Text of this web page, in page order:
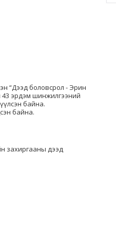
“Дээд боловсрол - Эрин
43 эрдэм шинжилгээний
байна.
байна.
захиргааны дээд